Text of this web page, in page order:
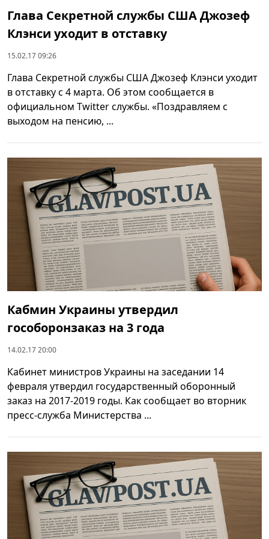
Глава Секретной службы США Джозеф
Клэнси уходит в отставку
15.02.17 09:26
Глава Секретной службы США Джозеф Клэнси уходит
в отставку c 4 марта. Об этом сообщается в
официальном Twitter службы. «Поздравляем с
выходом на пенсию, ...
Кабмин Украины утвердил
гособоронзаказ на 3 года
14.02.17 20:00
Кабинет министров Украины на заседании 14
февраля утвердил государственный оборонный
заказ на 2017-2019 годы. Как сообщает во вторник
пресс-служба Министерства ...